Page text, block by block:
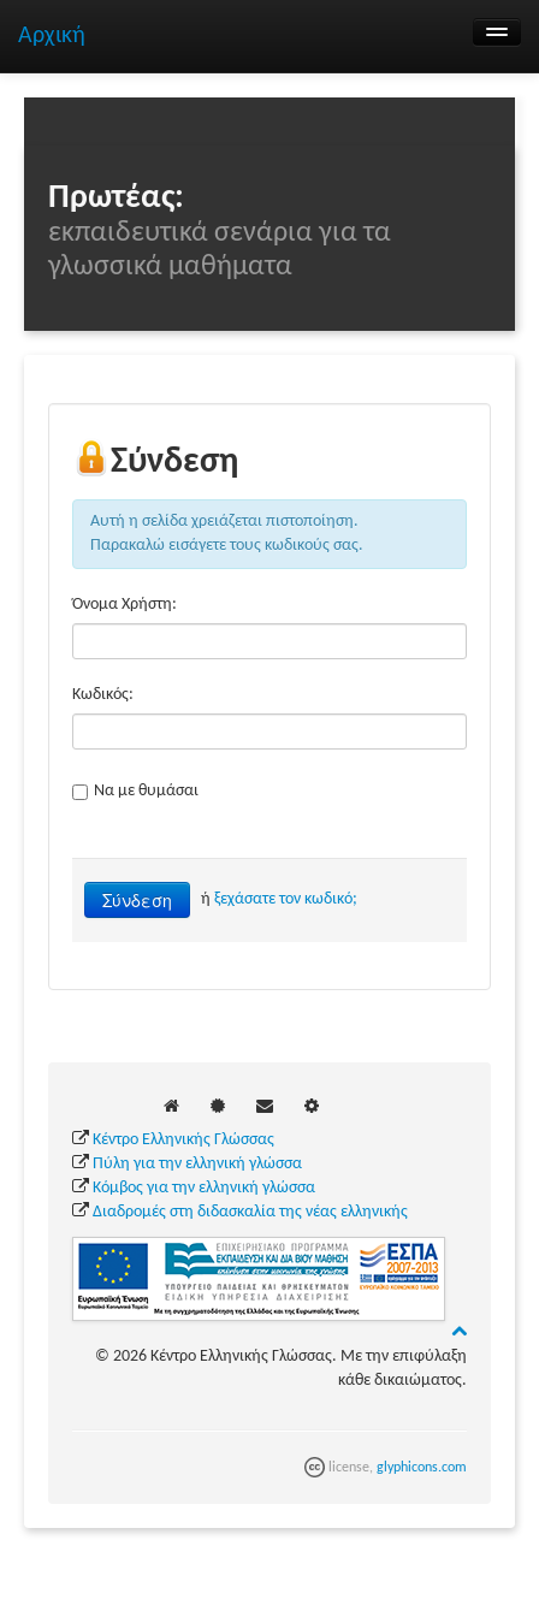
Αρχική
Πρωτέας:
εκπαιδευτικά σενάρια για τα
γλωσσικά μαθήματα
Σύνδεση
Αυτή η σελίδα χρειάζεται πιστοποίηση.
Παρακαλώ εισάγετε τους κωδικούς σας.
Όνομα Χρήστη:
Κωδικός:
Να με θυμάσαι
Σύνδεση ή ξεχάσατε τον κωδικό;
Κέντρο Ελληνικής Γλώσσας
Πύλη για την ελληνική γλώσσα
Κόμβος για την ελληνική γλώσσα
Διαδρομές στη διδασκαλία της νέας ελληνικής
© 2026 Κέντρο Ελληνικής Γλώσσας. Με την επιφύλαξη
κάθε δικαιώματος.
license, glyphicons.com